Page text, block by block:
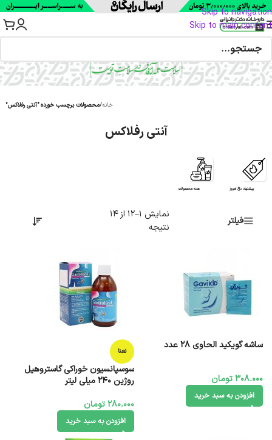
Skip to navigation
Skip to main content
آنتی رفلاکس
خانه/محصولات برچسب خورده “آنتی رفلاکس”
پیشنهاد داغ امروز همه محصولات
فیلتر
نمایش 1–12 از 14
نتیجه
ساشه گویکید الحاوی 28 عدد
308.000تومان
افزودن به سبد خرید
نعنا
سوسپانسیون خوراکی گاستروهیل
روژین 240 میلی لیتر
280.000تومان
افزودن به سبد خرید